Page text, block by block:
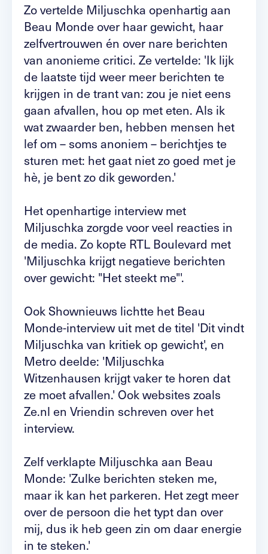
Zo vertelde Miljuschka openhartig aan
Beau Monde over haar gewicht, haar
zelfvertrouwen én over nare berichten
van anonieme critici. Ze vertelde: 'Ik lijk
de laatste tijd weer meer berichten te
krijgen in de trant van: zou je niet eens
gaan afvallen, hou op met eten. Als ik
wat zwaarder ben, hebben mensen het
lef om – soms anoniem – berichtjes te
sturen met: het gaat niet zo goed met je
hè, je bent zo dik geworden.'
Het openhartige interview met
Miljuschka zorgde voor veel reacties in
de media. Zo kopte RTL Boulevard met
'Miljuschka krijgt negatieve berichten
over gewicht: "Het steekt me"'.
Ook Shownieuws lichtte het Beau
Monde-interview uit met de titel 'Dit vindt
Miljuschka van kritiek op gewicht', en
Metro deelde: 'Miljuschka
Witzenhausen krijgt vaker te horen dat
ze moet afvallen.' Ook websites zoals
Ze.nl en Vriendin schreven over het
interview.
Zelf verklapte Miljuschka aan Beau
Monde: 'Zulke berichten steken me,
maar ik kan het parkeren. Het zegt meer
over de persoon die het typt dan over
mij, dus ik heb geen zin om daar energie
in te steken.'